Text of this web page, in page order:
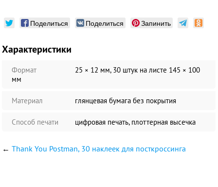
Поделиться Поделиться Запинить
Характеристики
Формат
25 × 12 мм, 30 штук на листе 145 × 100
мм
Материал глянцевая бумага без покрытия
Способ печати цифровая печать, плоттерная высечка
←Thank You Postman, 30 наклеек для посткроссинга